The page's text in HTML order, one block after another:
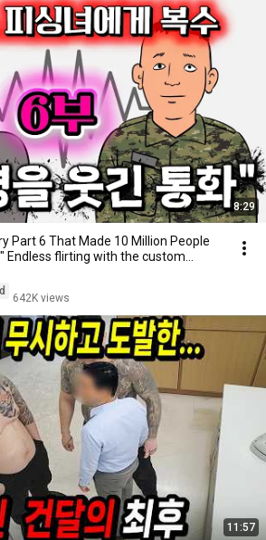
8:29
Part 6 That Made 10 Million People
Endless flirting with the custom...
642K views
11:57